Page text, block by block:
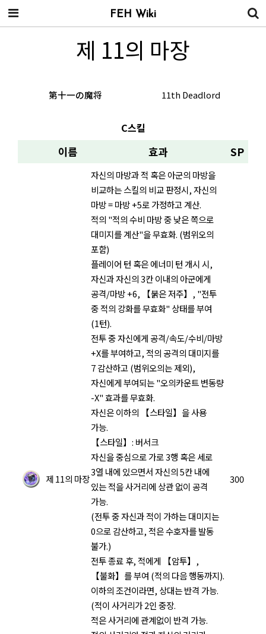
제 11의 마장
第十一の魔将 11th Deadlord
C스킬
이름 효과 SP
제 11의 마장
자신의 마방과 적 혹은 아군의 마방을
비교하는 스킬의 비교 판정시, 자신의
마방 = 마방 +5로 가정하고 계산.
적의 "적의 수비 마방 중 낮은 쪽으로
대미지를 계산"을 무효화. (범위오의
포함)
플레이어 턴 혹은 에너미 턴 개시 시,
자신과 자신의 3칸 이내의 아군에게
공격/마방 +6, 【붉은 저주】, "전투
중 적의 강화를 무효화" 상태를 부여
(1턴).
전투 중 자신에게 공격/속도/수비/마방
+X를 부여하고, 적의 공격의 대미지를
7 감산하고 (범위오의는 제외),
자신에게 부여되는 "오의카운트 변동량
-X" 효과를 무효화.
자신은 이하의 【스타일】을 사용
가능.
【스타일】: 버서크
자신을 중심으로 가로 3행 혹은 세로
3열 내에 있으면서 자신의 5칸 내에
있는 적을 사거리에 상관 없이 공격
가능.
(전투 중 자신과 적이 가하는 대미지는
0으로 감산하고, 적은 수호자를 발동
불가.)
전투 종료 후, 적에게 【암투】,
【불화】를 부여 (적의 다음 행동까지).
이하의 조건이라면, 상대는 반격 가능.
(적이 사거리가 2인 중장.
적은 사거리에 관계없이 반격 가능.
300
FEH Wiki